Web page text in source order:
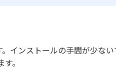
インストールの手間が少な
。